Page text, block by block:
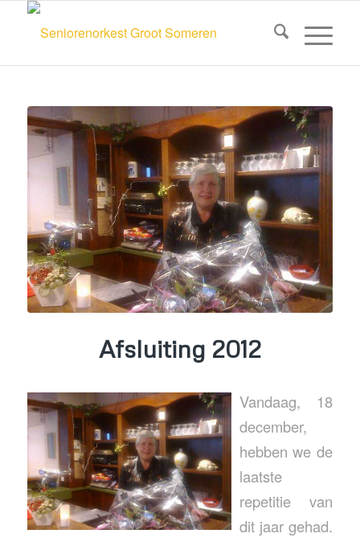
Afsluiting 2012
Vandaag, 18
december,
hebben we de
laatste
repetitie van
dit jaar gehad.